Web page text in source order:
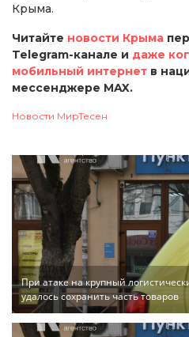
Крыма.
Читайте новости Крыма
Telegram-канале и даже
мобильный интернет в
мессенджере MAX.
Новости МирТесен
При атаке на крупный
удалось сохранить часть товаров